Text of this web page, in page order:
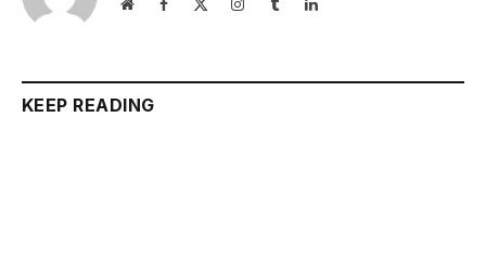
WebsiteFacebook InstagramTumblrLinkedIn
KEEP READING